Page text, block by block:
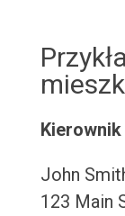
John
123 Main